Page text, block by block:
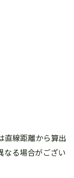
直線距離から算出
なる場合がござい